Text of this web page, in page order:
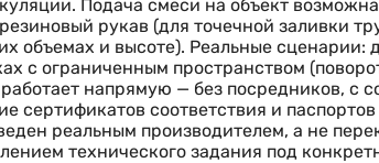
Подача смеси на объект
рукав (для точечной заливки
объемах и высоте). Реальные сценарии:
с ограниченным пространством
напрямую — без посредников, с
сертификатов соответствия и
реальным производителем, а не
технического задания под